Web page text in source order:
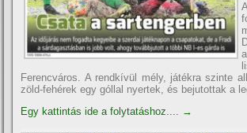
Ferencváros. A rendkívül mély, játékra szinte
zöld-fehérek egy góllal nyertek, és bejutottak a
Egy kattintás ide a folytatáshoz.... →